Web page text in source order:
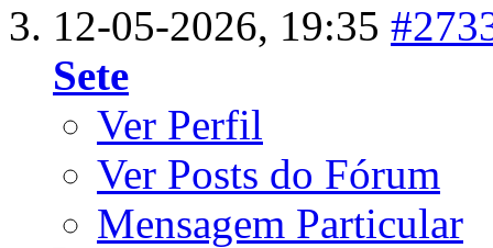
12-05-2026, 19:35
Sete
Ver Perfil
Ver Posts do Fórum
Mensagem Particular